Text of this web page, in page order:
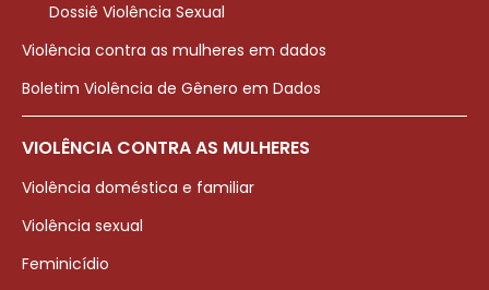
Dossiê Violência Sexual
Violência contra as mulheres em dados
Boletim Violência de Gênero em Dados
VIOLÊNCIA CONTRA AS MULHERES
Violência doméstica e familiar
Violência sexual
Feminicídio